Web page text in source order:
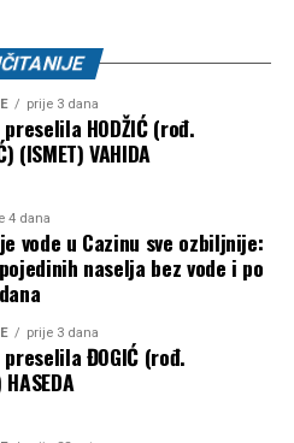
KM
3.500 KM
sporta “Mladost” –
–1.500 KM
korisnika javnost je po prvi
dodatnih budžetskih
pitanje prema kojim su
iznosi, budući da
nije objavljeno.
prije 3 dana
HODŽIĆ (rođ.
(ISMET) VAHIDA
4 dana
vode u Cazinu sve ozbiljnije:
naselja bez vode i po
prije 3 dana
ĐOGIĆ (rođ.